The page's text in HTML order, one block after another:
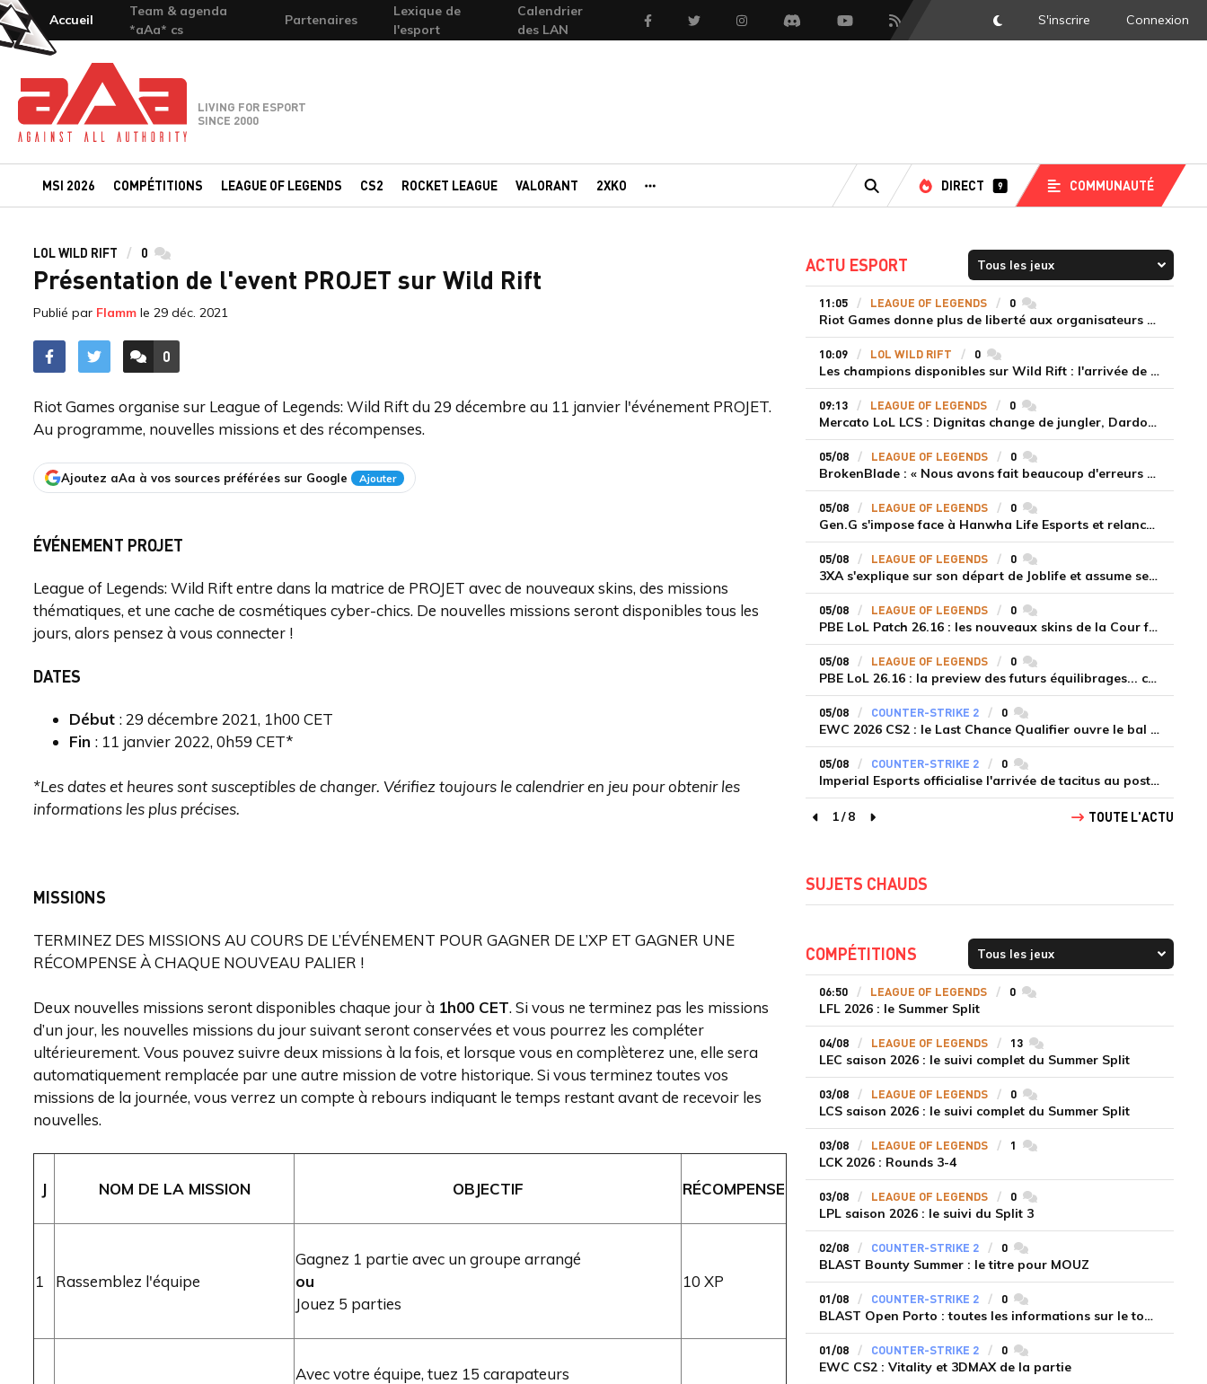
Accueil
Team & agenda
*aAa* cs
Partenaires
Lexique de
l'esport
Calendrier
des LAN
FacebookTwitter InstagramDiscord YoutubeFlux RSS DarkMode
S'inscrire Connexion
Team-aAa - against All authority
LIVING FOR ESPORT
SINCE 2000
MSI 2026 COMPÉTITIONS LEAGUE OF LEGENDS CS2 ROCKET LEAGUE VALORANT 2XKO
RECHERCHE
DIRECT 9 COMMUNAUTÉ
LOL WILD RIFT 0 commentaires
Présentation de l'event PROJET sur Wild Rift
Publié par Flamm le 29 déc. 2021
ACCÉDER AUX
0
COMMENTAIRES
Riot Games organise sur League of Legends: Wild Rift du 29 décembre au 11 janvier l'événement PROJET.
Au programme, nouvelles missions et des récompenses.
Ajoutez aAa à vos sources préférées sur Google Ajouter
ÉVÉNEMENT PROJET
League of Legends: Wild Rift entre dans la matrice de PROJET avec de nouveaux skins, des missions
thématiques, et une cache de cosmétiques cyber-chics. De nouvelles missions seront disponibles tous les
jours, alors pensez à vous connecter !
DATES
Début : 29 décembre 2021, 1h00 CET
Fin : 11 janvier 2022, 0h59 CET*
*Les dates et heures sont susceptibles de changer. Vérifiez toujours le calendrier en jeu pour obtenir les
informations les plus précises.
MISSIONS
TERMINEZ DES MISSIONS AU COURS DE L’ÉVÉNEMENT POUR GAGNER DE L’XP ET GAGNER UNE
RÉCOMPENSE À CHAQUE NOUVEAU PALIER !
Deux nouvelles missions seront disponibles chaque jour à 1h00 CET. Si vous ne terminez pas les missions
d’un jour, les nouvelles missions du jour suivant seront conservées et vous pourrez les compléter
ultérieurement. Vous pouvez suivre deux missions à la fois, et lorsque vous en complèterez une, elle sera
automatiquement remplacée par une autre mission de votre historique. Si vous terminez toutes vos
missions de la journée, vous verrez un compte à rebours indiquant le temps restant avant de recevoir les
nouvelles.
J NOM DE LA MISSION OBJECTIF RÉCOMPENSE
1 Rassemblez l'équipe
Gagnez 1 partie avec un groupe arrangé
ou
Jouez 5 parties
10 XP
Avec votre équipe, tuez 15 carapateurs
ACTU ESPORT
11:05 LEAGUE OF LEGENDS 0commentaires
Riot Games donne plus de liberté aux organisateurs de tournois locaux sur League of Legends
10:09 LOL WILD RIFT 0commentaires
Les champions disponibles sur Wild Rift : l'arrivée de Cho'Gath
09:13 LEAGUE OF LEGENDS 0commentaires
Mercato LoL LCS : Dignitas change de jungler, Dardoch fait son retour en LCS, eXyu annonce sa retraite
05/08 LEAGUE OF LEGENDS 0commentaires
BrokenBlade : « Nous avons fait beaucoup d'erreurs bêtes, mais une victoire reste une victoire et c'est une chose dont on peut se réjouir »
05/08 LEAGUE OF LEGENDS 0commentaires
Gen.G s'impose face à Hanwha Life Esports et relance sa dynamique en LCK
05/08 LEAGUE OF LEGENDS 0commentaires
3XA s'explique sur son départ de Joblife et assume ses torts
05/08 LEAGUE OF LEGENDS 0commentaires
PBE LoL Patch 26.16 : les nouveaux skins de la Cour féérique
05/08 LEAGUE OF LEGENDS 0commentaires
PBE LoL 26.16 : la preview des futurs équilibrages... coup d'arrêt pour les supports roamers
05/08 COUNTER-STRIKE 2 0commentaires
EWC 2026 CS2 : le Last Chance Qualifier ouvre le bal à Paris du 7 au 9 août
05/08 COUNTER-STRIKE 2 0commentaires
Imperial Esports officialise l'arrivée de tacitus au poste d'entraîneur
page précédente
1/8
page suivante
TOUTE L'ACTU
SUJETS CHAUDS
COMPÉTITIONS
06:50 LEAGUE OF LEGENDS 0commentaires
LFL 2026 : le Summer Split
04/08 LEAGUE OF LEGENDS 13commentaires
LEC saison 2026 : le suivi complet du Summer Split
03/08 LEAGUE OF LEGENDS 0commentaires
LCS saison 2026 : le suivi complet du Summer Split
03/08 LEAGUE OF LEGENDS 1 commentaires
LCK 2026 : Rounds 3-4
03/08 LEAGUE OF LEGENDS 0commentaires
LPL saison 2026 : le suivi du Split 3
02/08 COUNTER-STRIKE 2 0commentaires
BLAST Bounty Summer : le titre pour MOUZ
01/08 COUNTER-STRIKE 2 0commentaires
BLAST Open Porto : toutes les informations sur le tournoi
01/08 COUNTER-STRIKE 2 0commentaires
EWC CS2 : Vitality et 3DMAX de la partie